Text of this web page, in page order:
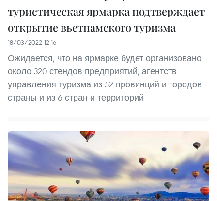
туристическая ярмарка подтверждает
открытие вьетнамского туризма
18/03/2022 12:16
Ожидается, что на ярмарке будет организовано
около 320 стендов предприятий, агентств
управления туризма из 52 провинций и городов
страны и из 6 стран и территорий